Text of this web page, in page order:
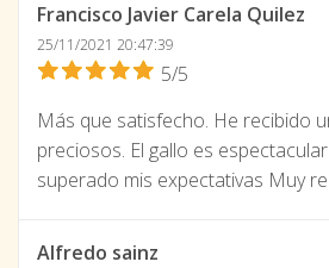
Francisco Javier Carela Quilez
25/11/2021 20:47:39
5/5
Más que satisfecho. He recibido
preciosos. El gallo es
superado mis expectativas Muy
Alfredo sainz